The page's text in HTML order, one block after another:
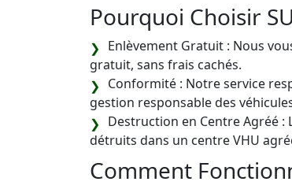
Pourquoi Choisir
Enlèvement Gratuit : Nous
gratuit, sans frais cachés.
Conformité : Notre service
gestion responsable des
Destruction en Centre Agréé
détruits dans un centre VHU
Comment